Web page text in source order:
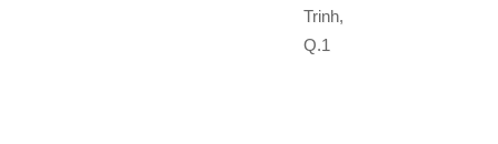
Trinh,
Q.1